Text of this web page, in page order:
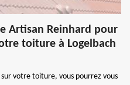
Artisan Reinhard pour
toiture à Logelbach
votre toiture, vous pourrez vous